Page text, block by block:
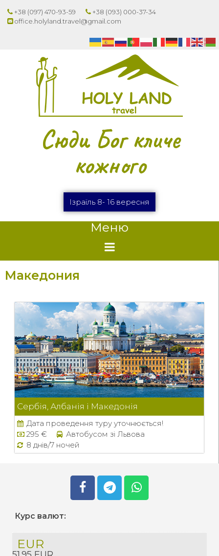
+38 (097) 470-93-59
+38 (093) 000-37-34
office.holyland.travel@gmail.com
Сюди Бог кличе
кожного
Ізраїль 8- 16 вересня
Меню
Македония
Сербія, Албанія і Македонія
Дата проведення туру уточнюється!
295 €
Автобусом зі Львова
8 днів/7 ночей
Курс валют:
EUR